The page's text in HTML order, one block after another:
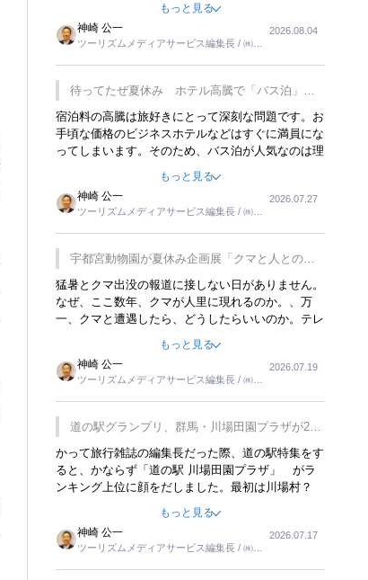
す。そのような意味で、金曜夜にこのようなイベン
トが行われれば、日本人に限らず外国人にとっても
楽しみが増えるでしょうね。
もっと見る
神崎 公一
ツーリズムメディアサービス編集長 / ㈱ツ
2026.08.04
待ってたぜ夏休み ホテル高騰で「バス泊」人
気
宿泊料の高騰は旅好きにとって深刻な問題です。お
手頃な価格のビジネスホテルなどはすぐに満員にな
ってしまいます。そのため、バス泊が人気なのは理
行をした時は、移動はグレイハウンドバスでした。
夕方から夜の便を利用してホテル代を浮かせていま
した。ただし、若いからできたことです。若い人が
夜行バスで京都に行った、青森に行ったと聞くと、
疲れが残らないのかなと思ってしまいます。
もっと見る
神崎 公一
ツーリズムメディアサービス編集長 / ㈱ツ
2026.07.27
宇都宮動物園が夏休み企画展「クマと人との距
離」を7月20日から開催
猛暑とクマ出没の報道に接しない日がありません。
なぜ、ここ数年、クマが人里に現れるのか。、万
一、クマと遭遇したら、どうしたらいいのか。テレ
るなんてことは、冗談でもいえません。そんな中
で、この企画展はタイムリーですね。
もっと見る
神崎 公一
ツーリズムメディアサービス編集長 / ㈱ツ
2026.07.19
道の駅グランプリ、群馬・川場田園プラザが2連
覇
かって旅行雑誌の編集長だった際、道の駅特集をす
ると、かならず「道の駅 川場田園プラザ」 がラ
ンキング上位に顔をだしました。最初は川場村？
れ永井 彰一社長にインタビューしたら、興味深い
話が次々が飛び出しました。プレゼンも巧みで、今
でも思い出すことが２つあります。一つは、従業員
に東京ディズニーランドを見学させ、サービス業、
もっと見る
神崎 公一
ツーリズムメディアサービス編集長 / ㈱ツ
2026.07.17